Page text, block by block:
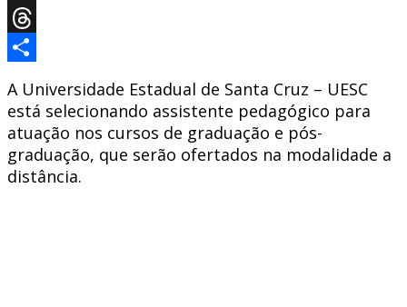
X
Threads
A Universidade Estadual de Santa Cruz – UESC
está selecionando assistente pedagógico para
atuação nos cursos de graduação e pós-
graduação, que serão ofertados na modalidade a
distância.